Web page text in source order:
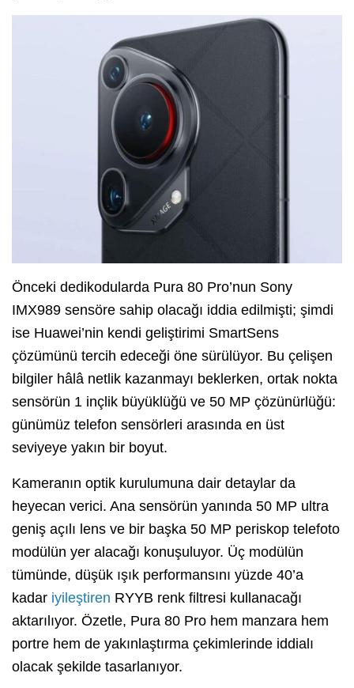
Önceki dedikodularda Pura 80 Pro’nun Sony
IMX989 sensöre sahip olacağı iddia edilmişti; şimdi
ise Huawei’nin kendi geliştirimi SmartSens
çözümünü tercih edeceği öne sürülüyor. Bu çelişen
bilgiler hâlâ netlik kazanmayı beklerken, ortak nokta
sensörün 1 inçlik büyüklüğü ve 50 MP çözünürlüğü:
günümüz telefon sensörleri arasında en üst
seviyeye yakın bir boyut.
Kameranın optik kurulumuna dair detaylar da
heyecan verici. Ana sensörün yanında 50 MP ultra
geniş açılı lens ve bir başka 50 MP periskop telefoto
modülün yer alacağı konuşuluyor. Üç modülün
tümünde, düşük ışık performansını yüzde 40’a
kadar iyileştiren RYYB renk filtresi kullanacağı
aktarılıyor. Özetle, Pura 80 Pro hem manzara hem
portre hem de yakınlaştırma çekimlerinde iddialı
olacak şekilde tasarlanıyor.